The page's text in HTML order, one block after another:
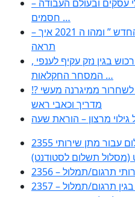
– לבעלי עסקים ובעולם העבודה EMDR מה הקשר בין
חסמים …
– משבר הקורונה “? נורמלי החדש ” ומהו ה 2021 איך
תראה
, התעשייה , פיצויי מס רכוש בגין נזק עקיף לענפי
המסחר החקלאות …
!? איך להפרד מהמיגרנה לשחרור ממיגרנה מעשי
מדריך וכאבי ראש
גילוי מרצון – הוראת שעה
2355 דרישה לתשלום עבור מתן שירותי
(מסלול תשלום לסטודנט)
תרגום/תמלול
בגין תרגום/תמלול